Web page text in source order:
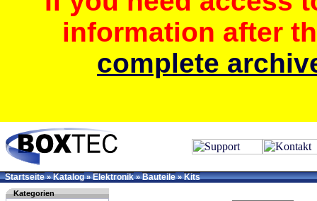
information after
complete
Startseite»Katalog»Elektronik»Bauteile»Kits
Kategorien